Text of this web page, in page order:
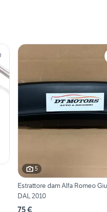
5
Estrattore dam Alfa Romeo
DAL 2010
75 €